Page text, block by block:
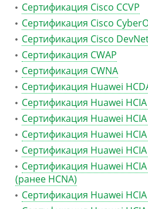
Сертификация Cisco CCVP
Сертификация Cisco
Сертификация Cisco
Сертификация CWAP
Сертификация CWNA
Сертификация Huawei
Сертификация Huawei
Сертификация Huawei
Сертификация Huawei
Сертификация Huawei HCIA
Сертификация Huawei
(ранее HCNA)
Сертификация Huawei HCIA